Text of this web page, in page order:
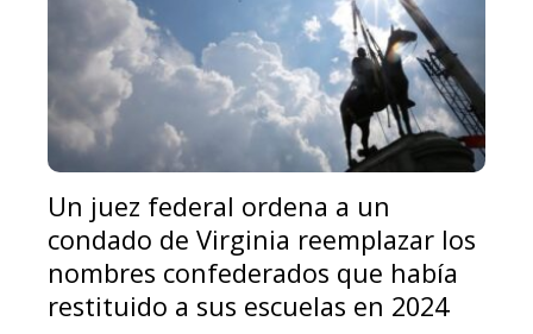
Un juez federal ordena a un
condado de Virginia reemplazar los
nombres confederados que había
restituido a sus escuelas en 2024